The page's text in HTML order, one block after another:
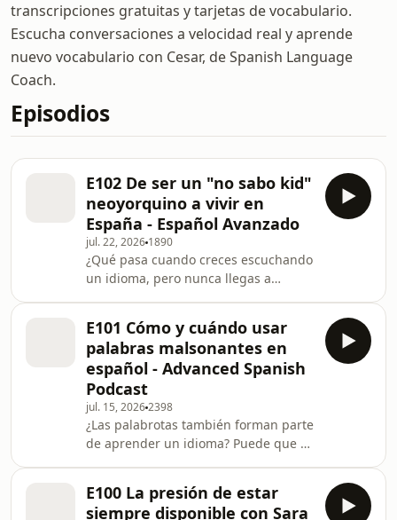
transcripciones gratuitas y tarjetas de vocabulario.
Escucha conversaciones a velocidad real y aprende
nuevo vocabulario con Cesar, de Spanish Language
Coach.
Episodios
E102 De ser un "no sabo kid"
neoyorquino a vivir en
España - Español Avanzado
jul. 22, 2026 1890
¿Qué pasa cuando creces escuchando
un idioma, pero nunca llegas a
de tu identidad viviendo al otro lado
del mundo?En este episodio hablo
con una persona que pasó de sentirse
un no sabo kid a construir una vida
en España. Conversamos sobre el
peso de la herencia familiar, el miedo
a salir de la zona de confort, el
aprendizaje
E101 Cómo y cuándo usar
palabras malsonantes en
español - Advanced Spanish
Podcast
jul. 15, 20262398
¿Las palabrotas también forman parte
de aprender un idioma? Puede que sí.
cuándo, cómo y con quién usarlas
E100 La presión de estar
siempre disponible con Sara